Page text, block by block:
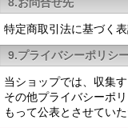
特定商取引法に基づく表
9.プライバシーポリシ
当ショップでは、収集
その他プライバシーポ
もって公表とさせていた